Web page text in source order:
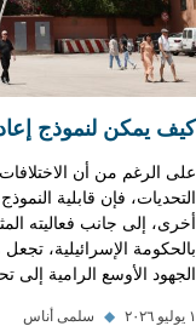
كيف يمكن لنموذج
على الرغم من أن
التحديات، فإن قابلية
أخرى، إلى جانب فعاليته
بالحكومة الإسرائيلية،
الجهود الأوسع الرامية
١ يوليو ٢٠٢٦ ◆ سلمى أناس